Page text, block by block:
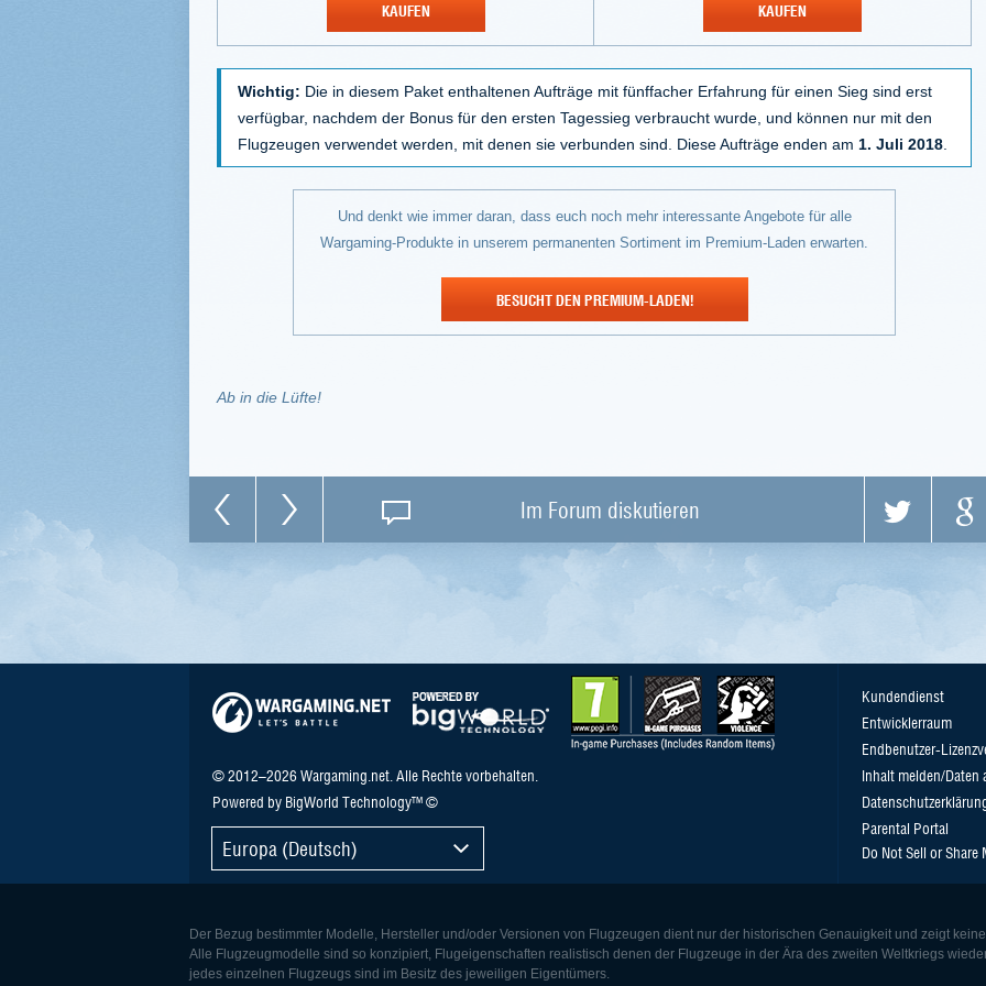
KAUFEN KAUFEN
Wichtig: Die in diesem Paket enthaltenen Aufträge mit fünffacher Erfahrung für einen Sieg sind erst
verfügbar, nachdem der Bonus für den ersten Tagessieg verbraucht wurde, und können nur mit den
Flugzeugen verwendet werden, mit denen sie verbunden sind. Diese Aufträge enden am 1. Juli 2018
Und denkt wie immer daran, dass euch noch mehr interessante Angebote für alle
Wargaming-Produkte in unserem permanenten Sortiment im Premium-Laden erwarten.
BESUCHT DEN PREMIUM-LADEN!
Ab in die Lüfte!
Im Forum diskutieren
© 2012–2026 Wargaming.net. Alle Rechte vorbehalten.
Powered by BigWorld Technology™ ©
Europa (Deutsch)
Kundendienst
Entwicklerraum
Endbenutzer-
Inhalt melden/Daten
Parental Portal
Do Not Sell or
Der Bezug bestimmter Modelle, Hersteller und/oder Versionen von Flugzeugen dient nur der historischen Genauigkeit und zeigt
Alle Flugzeugmodelle sind so konzipiert, Flugeigenschaften realistisch denen der Flugzeuge in der Ära des zweiten Weltkriegs
jedes einzelnen Flugzeugs sind im Besitz des jeweiligen Eigentümers.